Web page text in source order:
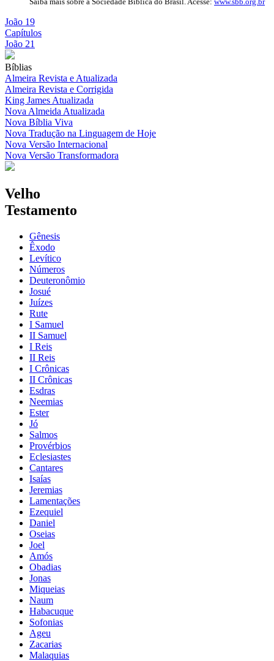
João 19
Capítulos
João 21
Bíblias
Almeira Revista e Atualizada
Almeira Revista e Corrigida
King James Atualizada
Nova Almeida Atualizada
Nova Bíblia Viva
Nova Tradução na Linguagem de Hoje
Nova Versão Internacional
Nova Versão Transformadora
Velho
Testamento
Gênesis
Êxodo
Levítico
Números
Deuteronômio
Josué
Juízes
Rute
I Samuel
II Samuel
I Reis
II Reis
I Crônicas
II Crônicas
Esdras
Neemias
Ester
Jó
Salmos
Provérbios
Eclesiastes
Cantares
Isaías
Jeremias
Lamentações
Ezequiel
Daniel
Oseias
Joel
Amós
Obadias
Jonas
Miqueias
Naum
Habacuque
Sofonias
Ageu
Zacarias
Malaquias